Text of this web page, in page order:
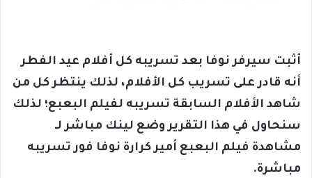
أثبت سيرفر نوفا بعد تسريبه كل أفلام عيد الفطر
أنه قادر على تسريب كل الأفلام، لذلك ينتظر كل من
شاهد الأفلام السابقة تسريبه لفيلم البعبع؛ لذلك
سنحاول في هذا التقرير وضع لينك مباشر لـ
مشاهدة فيلم البعبع أمير كرارة نوفا فور تسريبه
مباشرة.